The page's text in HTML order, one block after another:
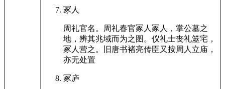
冢人
周礼官名。周礼春官冢人冢人，掌公墓之
地，辨其兆域而为之图。仪礼士丧礼筮宅，
冢人营之。旧唐书褚亮传臣又按周人立庙，
亦无处置
冢庐